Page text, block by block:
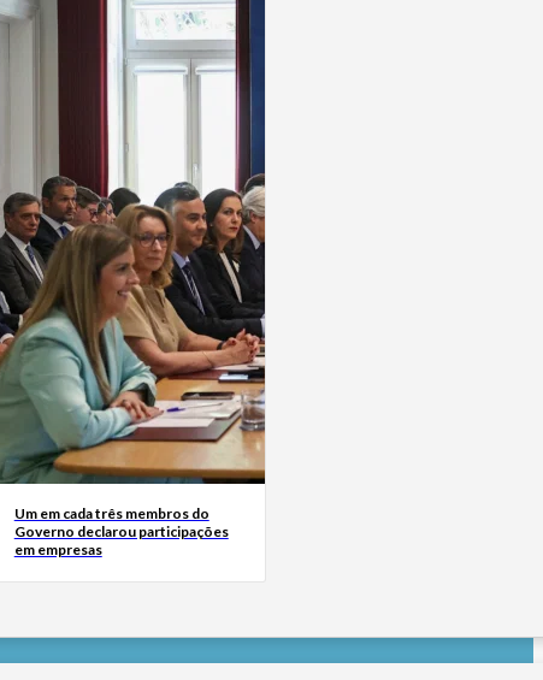
Um em cada três membros do
Governo declarou participações
em empresas